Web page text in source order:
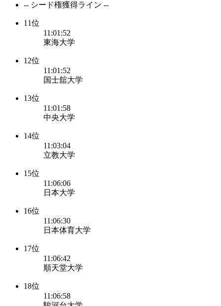
-- シード権獲得ライン --
11位
11:01:52
東海大学
12位
11:01:52
国士舘大学
13位
11:01:58
中央大学
14位
11:03:04
立教大学
15位
11:06:06
日本大学
16位
11:06:30
日本体育大学
17位
11:06:42
順天堂大学
18位
11:06:58